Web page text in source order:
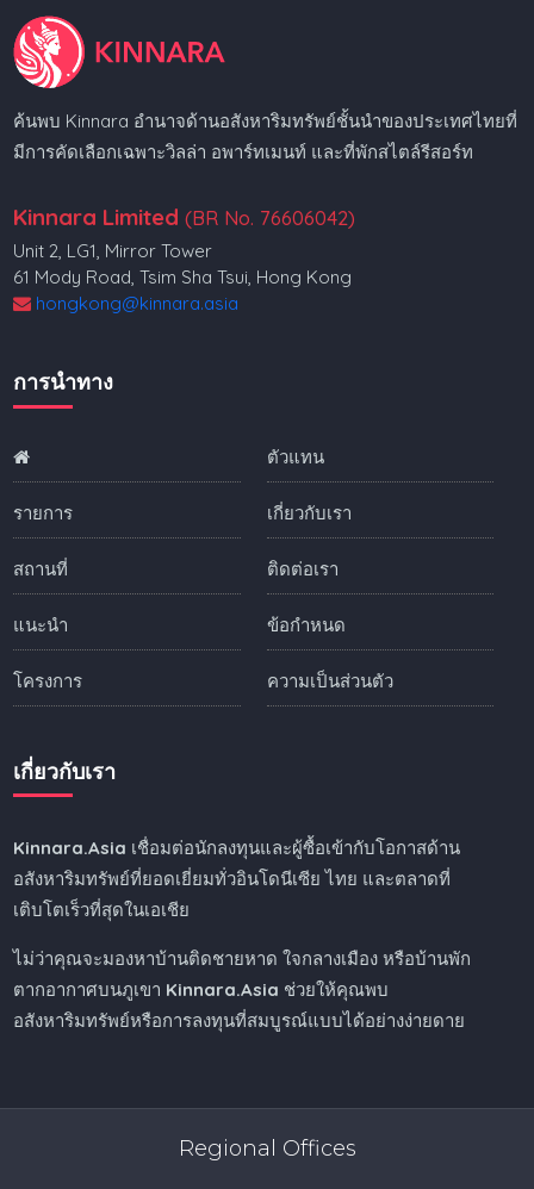
ค้นพบ Kinnara อำนาจด้านอสังหาริมทรัพย์ชั้นนำของประเทศไทยที่
มีการคัดเลือกเฉพาะวิลล่า อพาร์ทเมนท์ และที่พักสไตล์รีสอร์ท
Kinnara Limited (BR No. 76606042)
Unit 2, LG1, Mirror Tower
61 Mody Road, Tsim Sha Tsui, Hong Kong
hongkong@kinnara.asia
การนำทาง
รายการ
สถานที่
แนะนำ
โครงการ
ตัวแทน
เกี่ยวกับเรา
ติดต่อเรา
ข้อกำหนด
ความเป็นส่วนตัว
เกี่ยวกับเรา
Kinnara.Asia เชื่อมต่อนักลงทุนและผู้ซื้อเข้ากับโอกาสด้าน
อสังหาริมทรัพย์ที่ยอดเยี่ยมทั่วอินโดนีเซีย ไทย และตลาดที่
เติบโตเร็วที่สุดในเอเชีย
ไม่ว่าคุณจะมองหาบ้านติดชายหาด ใจกลางเมือง หรือบ้านพัก
ตากอากาศบนภูเขา Kinnara.Asia ช่วยให้คุณพบ
อสังหาริมทรัพย์หรือการลงทุนที่สมบูรณ์แบบได้อย่างง่ายดาย
Regional Offices